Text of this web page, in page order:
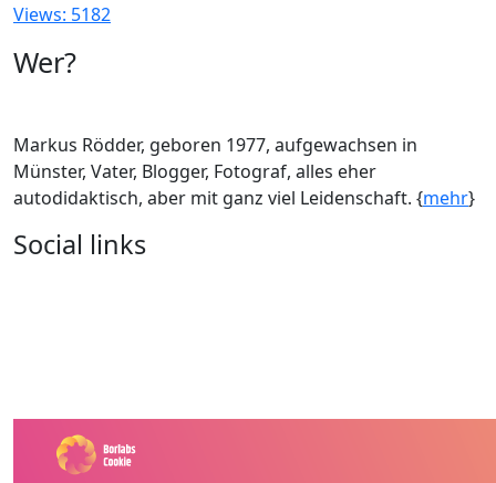
Views: 5182
Wer?
Markus Rödder, geboren 1977, aufgewachsen in
Münster, Vater, Blogger, Fotograf, alles eher
autodidaktisch, aber mit ganz viel Leidenschaft. {mehr}
Social links